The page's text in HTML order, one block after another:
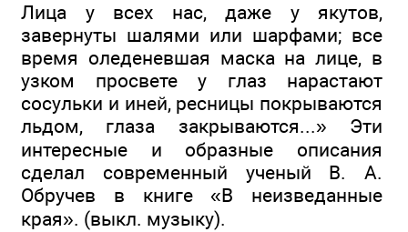
Лица у всех нас, даже у якутов,
завернуты шалями или шарфами; все
время оледеневшая маска на лице, в
узком просвете у глаз нарастают
сосульки и иней, ресницы покрываются
льдом, глаза закрываются...» Эти
интересные и образные описания
сделал современный ученый В. А.
Обручев в книге «В неизведанные
края». (выкл. музыку).